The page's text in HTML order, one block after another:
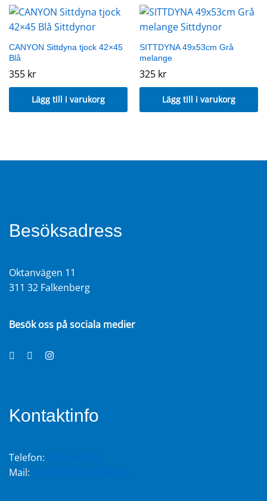
CANYON Sittdyna tjock 42×45
Blå
355 kr
Lägg till i varukorg
SITTDYNA 49x53cm Grå
melange
325 kr
Lägg till i varukorg
Besöksadress
Oktanvägen 11
311 32 Falkenberg
Besök oss på sociala medier
Kontaktinfo
Telefon:
Mail: